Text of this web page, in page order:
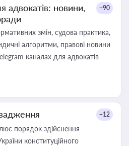
адвокатів: новини,
+90
змін, судова практика,
алгоритми, правові новини
каналах для адвокатів
+12
порядок здійснення
конституційного